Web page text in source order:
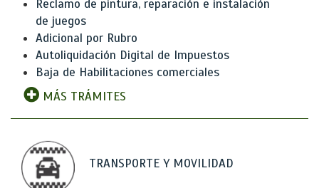
Reclamo de pintura, reparación e instalación
de juegos
Adicional por Rubro
Autoliquidación Digital de Impuestos
Baja de Habilitaciones comerciales
MÁS TRÁMITES
TRANSPORTE Y MOVILIDAD